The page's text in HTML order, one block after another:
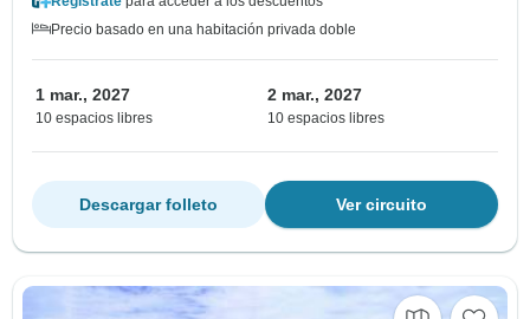
Precio basado en una habitación privada doble
1 mar., 2027
10 espacios libres
2 mar., 2027
10 espacios libres
Ver circuito
Descargar folleto